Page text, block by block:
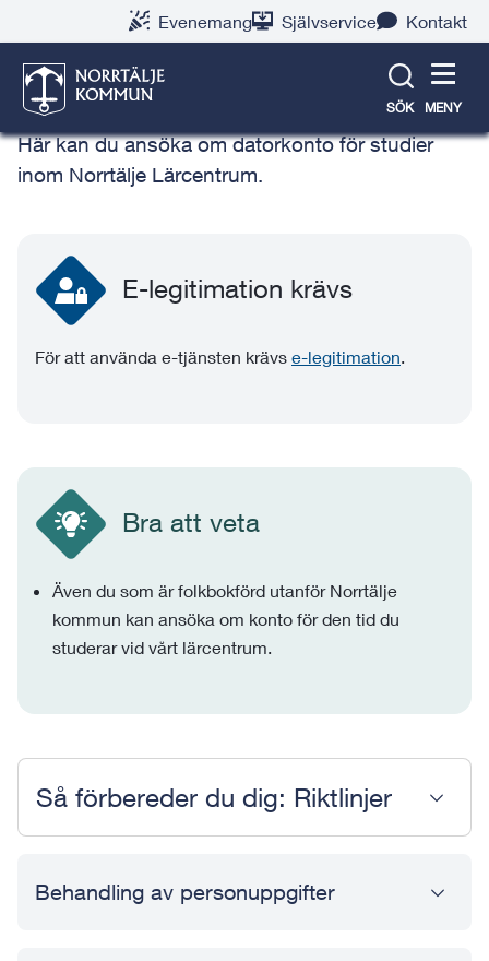
Evenemang Självservice Kontakt
SÖK MENY
Datorkonto för studier inom
Norrtälje Lärcentrum
Här kan du ansöka om datorkonto för studier
inom Norrtälje Lärcentrum.
E-legitimation krävs
För att använda e-tjänsten krävs e-legitimation.
Bra att veta
Även du som är folkbokförd utanför Norrtälje
kommun kan ansöka om konto för den tid du
studerar vid vårt lärcentrum.
Så förbereder du dig: Riktlinjer
Behandling av personuppgifter